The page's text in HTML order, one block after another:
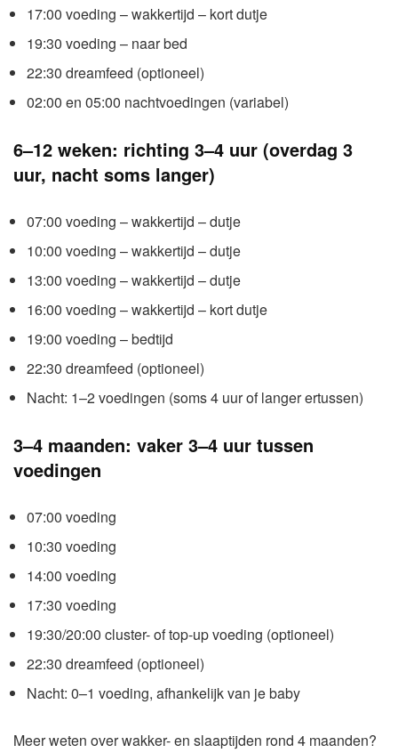
17:00 voeding – wakkertijd – kort dutje
19:30 voeding – naar bed
22:30 dreamfeed (optioneel)
02:00 en 05:00 nachtvoedingen (variabel)
6–12 weken: richting 3–4 uur (overdag 3
uur, nacht soms langer)
07:00 voeding – wakkertijd – dutje
10:00 voeding – wakkertijd – dutje
13:00 voeding – wakkertijd – dutje
16:00 voeding – wakkertijd – kort dutje
19:00 voeding – bedtijd
22:30 dreamfeed (optioneel)
Nacht: 1–2 voedingen (soms 4 uur of langer ertussen)
3–4 maanden: vaker 3–4 uur tussen
voedingen
07:00 voeding
10:30 voeding
14:00 voeding
17:30 voeding
19:30/20:00 cluster- of top-up voeding (optioneel)
22:30 dreamfeed (optioneel)
Nacht: 0–1 voeding, afhankelijk van je baby
Meer weten over wakker- en slaaptijden rond 4 maanden?